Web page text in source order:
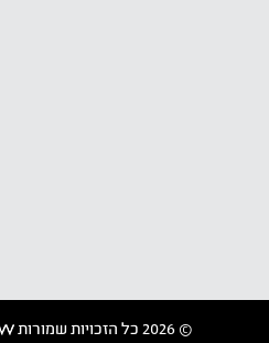
© 2026 כל הזכויות שמורות